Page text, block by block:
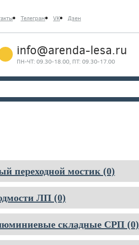
Телеграм VK Дзен
info@arenda-lesa.ru
ПН-ЧТ: 09.30-18.00, ПТ: 09.30-17.00
переходной мостик (0)
ЛП (0)
складные СРП (0)